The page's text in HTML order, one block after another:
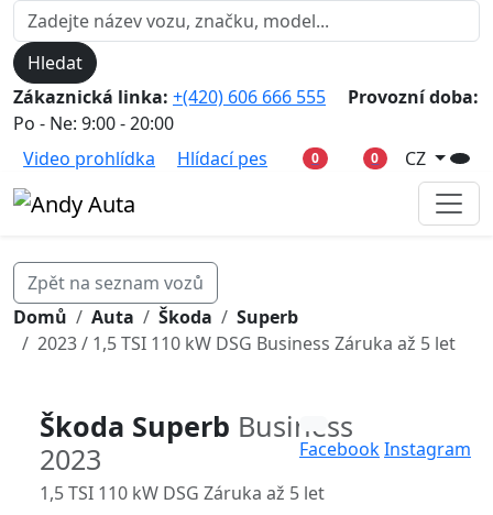
Hledat
Zákaznická linka: +(420) 606 666 555
Provozní doba:
Po - Ne: 9:00 - 20:00
Video prohlídka
Hlídací pes 0 0 CZ
Zpět na seznam vozů
Domů
Auta Škoda
Superb
2023 / 1,5 TSI 110 kW DSG Business Záruka až 5 let
Škoda Superb Business
2023
1,5 TSI 110 kW DSG Záruka až 5 let
FacebookInstagram